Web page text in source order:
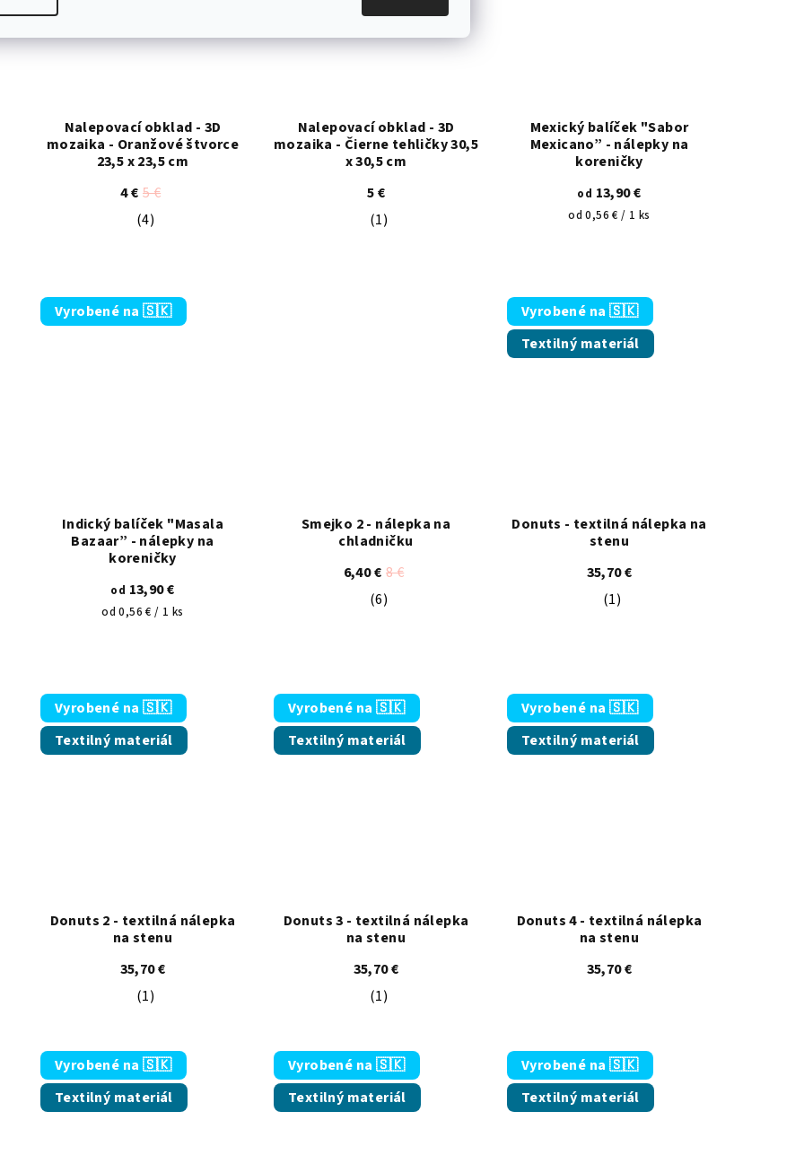
Nalepovací obklad - 3D
mozaika - Oranžové štvorce
23,5 x 23,5 cm
4 € 5 €
Priemerné hodnotenie produktu je 5,0 z 5 hviezdičiek.
(4)
Nalepovací obklad - 3D
mozaika - Čierne tehličky 30,5
x 30,5 cm
5 €
Priemerné hodnotenie produktu je 5,0 z 5 hviezdičiek.
(1)
Mexický balíček "Sabor
Mexicano” - nálepky na
koreničky
od 13,90 €
Jednotková
od 0,56 € / 1 ks
Vyrobené na 🇸🇰
Indický balíček "Masala
Bazaar” - nálepky na
koreničky
od 13,90 €
Jednotková
od 0,56 € / 1 ks
Smejko 2 - nálepka na
chladničku
6,40 € 8 €
Priemerné hodnotenie produktu je 4,7 z 5 hviezdičiek.
(6)
Vyrobené na 🇸🇰
Textilný materiál
Donuts - textilná nálepka na
stenu
35,70 €
Priemerné hodnotenie
(1)
Vyrobené na 🇸🇰
Textilný materiál
Donuts 2 - textilná nálepka
na stenu
35,70 €
Priemerné hodnotenie produktu je 5,0 z 5 hviezdičiek.
(1)
Vyrobené na 🇸🇰
Textilný materiál
Donuts 3 - textilná nálepka
na stenu
35,70 €
Priemerné hodnotenie produktu je 5,0 z 5 hviezdičiek.
(1)
Vyrobené na 🇸🇰
Textilný materiál
Donuts 4 - textilná nálepka
na stenu
35,70 €
Vyrobené na 🇸🇰
Textilný materiál
Vyrobené na 🇸🇰
Textilný materiál
Vyrobené na 🇸🇰
Textilný materiál